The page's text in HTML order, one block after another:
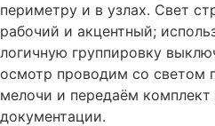
периметру и в узлах. Свет
рабочий и акцентный;
логичную группировку
осмотр проводим со светом
мелочи и передаём комплект
документации.